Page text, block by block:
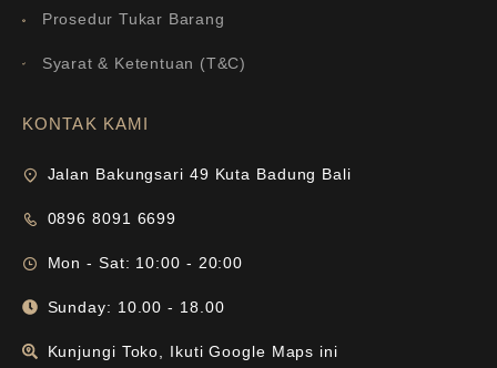
Prosedur Tukar Barang
Syarat & Ketentuan (T&C)
KONTAK KAMI
Jalan Bakungsari 49 Kuta Badung Bali
0896 8091 6699
Mon - Sat: 10:00 - 20:00
Sunday: 10.00 - 18.00
Kunjungi Toko, Ikuti Google Maps ini